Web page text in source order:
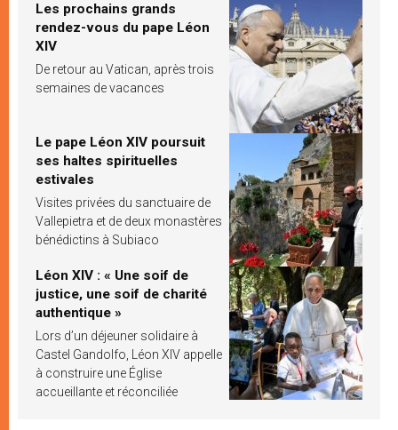
Les prochains grands
rendez-vous du pape Léon
XIV
De retour au Vatican, après trois
semaines de vacances
Le pape Léon XIV poursuit
ses haltes spirituelles
estivales
Visites privées du sanctuaire de
Vallepietra et de deux monastères
bénédictins à Subiaco
Léon XIV : « Une soif de
justice, une soif de charité
authentique »
Lors d’un déjeuner solidaire à
Castel Gandolfo, Léon XIV appelle
à construire une Église
accueillante et réconciliée